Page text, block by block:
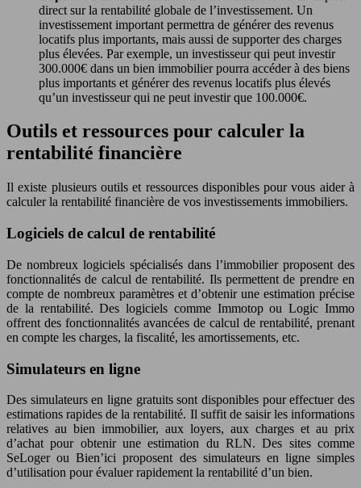
direct sur la rentabilité globale de l’investissement. Un
investissement important permettra de générer des revenus
locatifs plus importants, mais aussi de supporter des charges
plus élevées. Par exemple, un investisseur qui peut investir
300.000€ dans un bien immobilier pourra accéder à des biens
plus importants et générer des revenus locatifs plus élevés
qu’un investisseur qui ne peut investir que 100.000€.
Outils et ressources pour calculer la
rentabilité financière
Il existe plusieurs outils et ressources disponibles pour vous aider à
calculer la rentabilité financière de vos investissements immobiliers.
Logiciels de calcul de rentabilité
De nombreux logiciels spécialisés dans l’immobilier proposent des
fonctionnalités de calcul de rentabilité. Ils permettent de prendre en
compte de nombreux paramètres et d’obtenir une estimation précise
de la rentabilité. Des logiciels comme Immotop ou Logic Immo
offrent des fonctionnalités avancées de calcul de rentabilité, prenant
en compte les charges, la fiscalité, les amortissements, etc.
Simulateurs en ligne
Des simulateurs en ligne gratuits sont disponibles pour effectuer des
estimations rapides de la rentabilité. Il suffit de saisir les informations
relatives au bien immobilier, aux loyers, aux charges et au prix
d’achat pour obtenir une estimation du RLN. Des sites comme
SeLoger ou Bien’ici proposent des simulateurs en ligne simples
d’utilisation pour évaluer rapidement la rentabilité d’un bien.